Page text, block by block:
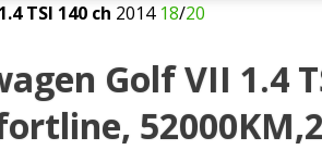
1.4 TSI 140 ch 2014 18/20
Golf VII 1.4